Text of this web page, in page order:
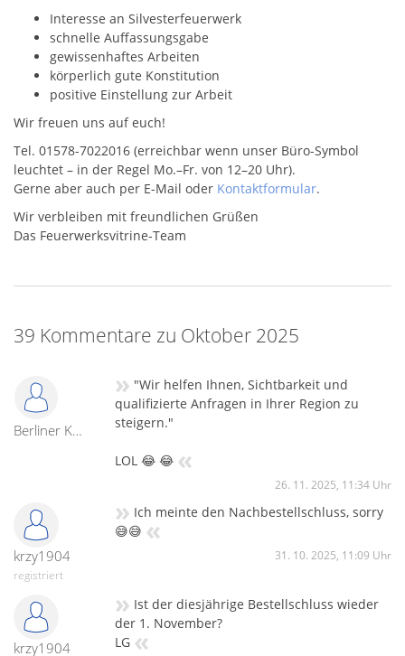
Interesse an Silvesterfeuerwerk
schnelle Auffassungsgabe
gewissenhaftes Arbeiten
körperlich gute Konstitution
positive Einstellung zur Arbeit
Wir freuen uns auf euch!
Tel. 01578-7022016 (erreichbar wenn unser Büro-Symbol
leuchtet – in der Regel Mo.–Fr. von 12–20 Uhr).
Gerne aber auch per E-Mail oder Kontaktformular.
Wir verbleiben mit freundlichen Grüßen
Das Feuerwerksvitrine-Team
39 Kommentare zu Oktober 2025
Berliner Knallkopp
» "Wir helfen Ihnen, Sichtbarkeit und
qualifizierte Anfragen in Ihrer Region zu
steigern."
LOL 😂 😂 «
26. 11. 2025, 11:34 Uhr
krzy1904
registriert
» Ich meinte den Nachbestellschluss, sorry
😅😅 «
31. 10. 2025, 11:09 Uhr
krzy1904
» Ist der diesjährige Bestellschluss wieder
der 1. November?
LG «